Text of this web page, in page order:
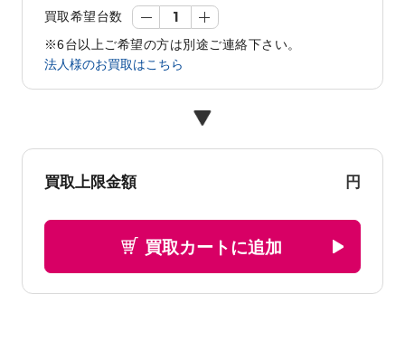
買取希望台数
※6台以上ご希望の方は別途ご連絡下さい。
法人様のお買取はこちら
買取上限金額 円
買取カートに追加